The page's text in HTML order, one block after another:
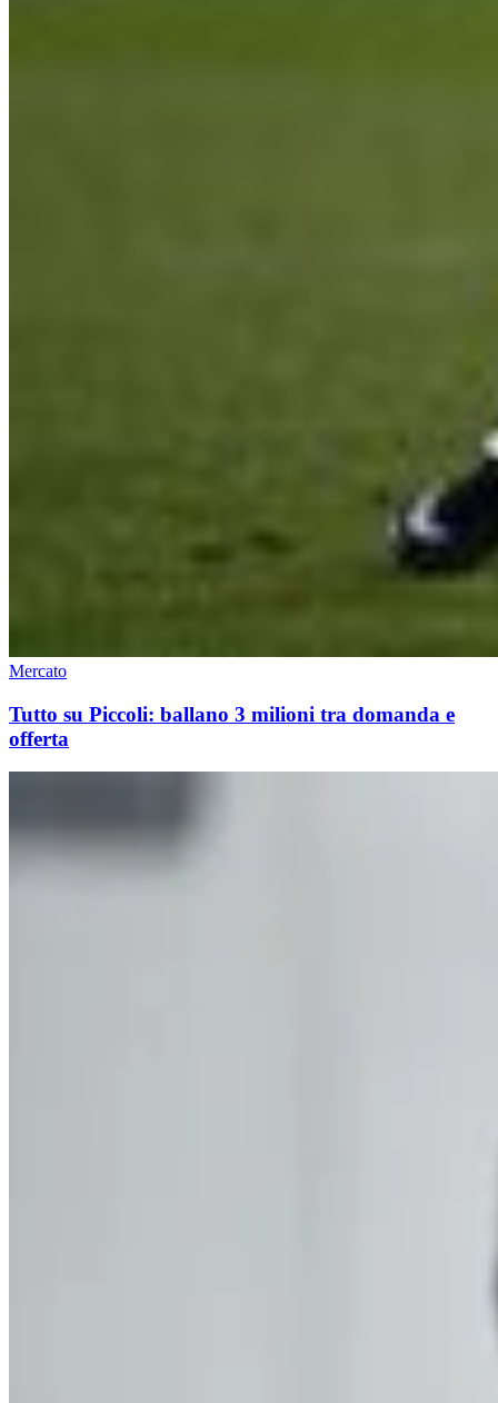
Mercato
Tutto su Piccoli: ballano 3 milioni tra domanda e
offerta